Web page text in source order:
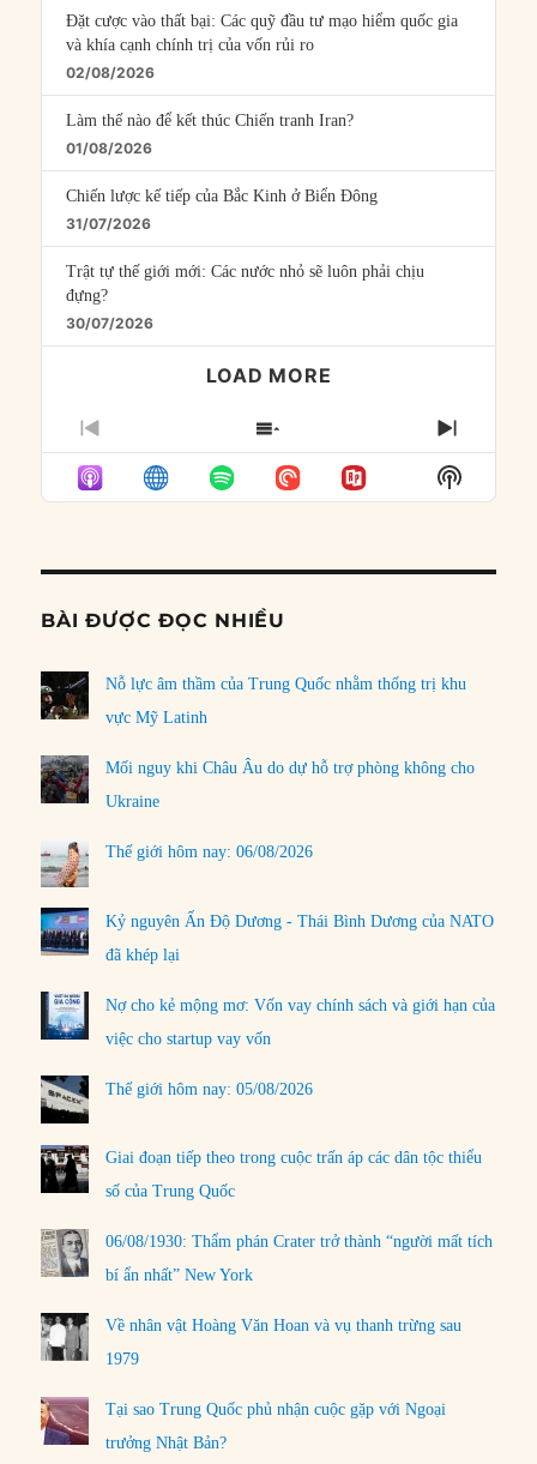
Đặt cược vào thất bại: Các quỹ đầu tư mạo hiểm quốc gia
và khía cạnh chính trị của vốn rủi ro
02/08/2026
Làm thế nào để kết thúc Chiến tranh Iran?
01/08/2026
Chiến lược kế tiếp của Bắc Kinh ở Biển Đông
31/07/2026
Trật tự thế giới mới: Các nước nhỏ sẽ luôn phải chịu
đựng?
30/07/2026
LOAD MORE
PREVIOUS
EPISODE
SHOW
EPISODES
LIST
NEXT
Show
Podcast
BÀI ĐƯỢC ĐỌC NHIỀU
Nỗ lực âm thầm của Trung Quốc nhằm thống trị khu
vực Mỹ Latinh
Mối nguy khi Châu Âu do dự hỗ trợ phòng không cho
Ukraine
Thế giới hôm nay: 06/08/2026
Kỷ nguyên Ấn Độ Dương - Thái Bình Dương của NATO
đã khép lại
Nợ cho kẻ mộng mơ: Vốn vay chính sách và giới hạn của
việc cho startup vay vốn
Thế giới hôm nay: 05/08/2026
Giai đoạn tiếp theo trong cuộc trấn áp các dân tộc thiểu
số của Trung Quốc
06/08/1930: Thẩm phán Crater trở thành “người mất tích
bí ẩn nhất” New York
Về nhân vật Hoàng Văn Hoan và vụ thanh trừng sau
1979
Tại sao Trung Quốc phủ nhận cuộc gặp với Ngoại
trưởng Nhật Bản?